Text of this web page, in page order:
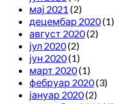
мај 2021 (2)
децембар 2020(1)
август 2020(2)
јул 2020(2)
јун 2020(1)
март 2020(1)
фебруар 2020(3)
јануар 2020(2)